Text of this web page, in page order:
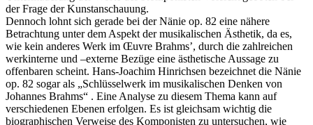
der Frage der Kunstanschauung.
Dennoch lohnt sich gerade bei der Nänie op. 82 eine nähere
Betrachtung unter dem Aspekt der musikalischen Ästhetik, da es,
wie kein anderes Werk im Œuvre Brahms’, durch die zahlreichen
werkinterne und –externe Bezüge eine ästhetische Aussage zu
offenbaren scheint. Hans-Joachim Hinrichsen bezeichnet die Nänie
op. 82 sogar als „Schlüsselwerk im musikalischen Denken von
Johannes Brahms“ . Eine Analyse zu diesem Thema kann auf
verschiedenen Ebenen erfolgen. Es ist gleichsam wichtig die
biographischen Verweise des Komponisten zu untersuchen, wie